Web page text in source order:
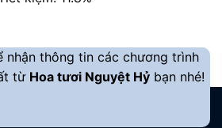
là:
nhận thông tin các chương trình
từ Hoa tươi Nguyệt Hỷ bạn nhé!